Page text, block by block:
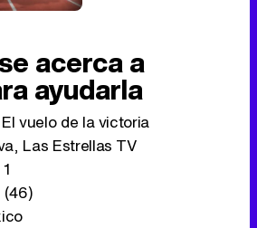
acerca a
ayudarla
vuelo de la victoria
Las Estrellas TV
1